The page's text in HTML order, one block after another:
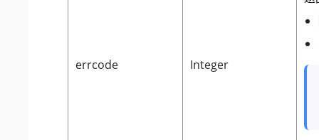
errcode Integer